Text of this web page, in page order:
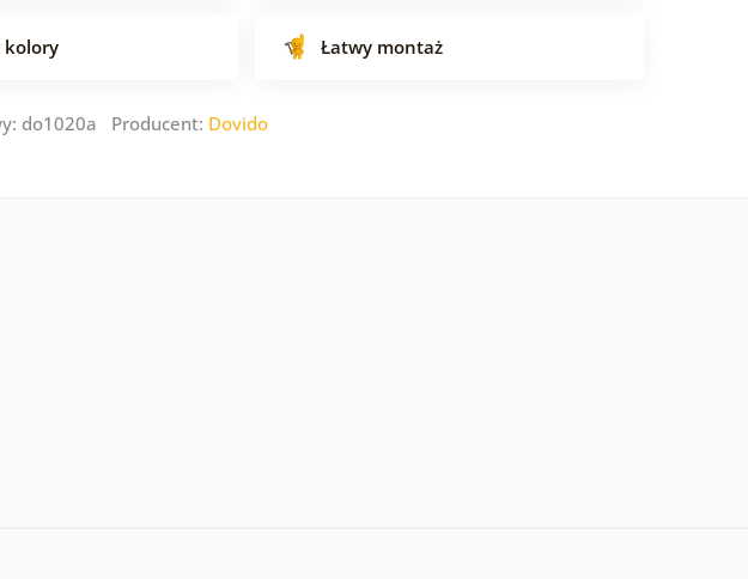
kolory Łatwy montaż
do1020a Producent: Dovido